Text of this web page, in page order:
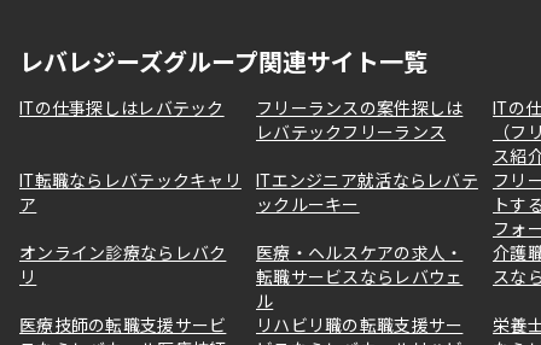
レバレジーズグループ関連サイト一覧
ITの仕事探しはレバテック
フリーランスの案件探しは
レバテックフリーランス
ITの
（フ
ス紹
IT転職ならレバテックキャリ
ア
ITエンジニア就活ならレバテ
ックルーキー
フリ
トす
フォ
オンライン診療ならレバク
リ
医療・ヘルスケアの求人・
転職サービスならレバウェ
ル
介護
スな
医療技師の転職支援サービ
リハビリ職の転職支援サー
栄養